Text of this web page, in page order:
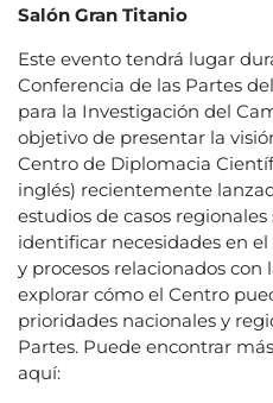
Salón Gran Titanio
Este evento tendrá lugar
Conferencia de las Partes
para la Investigación del
objetivo de presentar la
Centro de Diplomacia
inglés) recientemente
estudios de casos
identificar necesidades en
y procesos relacionados con
explorar cómo el Centro
prioridades nacionales y
Partes. Puede encontrar
aquí: